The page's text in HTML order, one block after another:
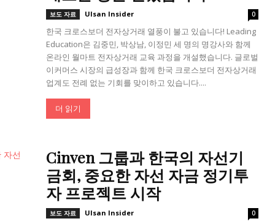
보도 자료 Ulsan Insider 0
한국 크로스보더 전자상거래 열풍이 불고 있습니다! Leading
Education은 김중민, 박상남, 이정민 세 명의 명강사와 함께
온라인 월마트 전자상거래 교육 과정을 개설했습니다. 글로벌
이커머스 시장의 급성장과 함께 한국 크로스보더 전자상거래
업계도 전례 없는 기회를 맞이하고 있습니다....
더 읽기
Cinven 그룹과 한국의 자선기
금회, 중요한 자선 자금 정기투
자 프로젝트 시작
보도 자료 Ulsan Insider 0